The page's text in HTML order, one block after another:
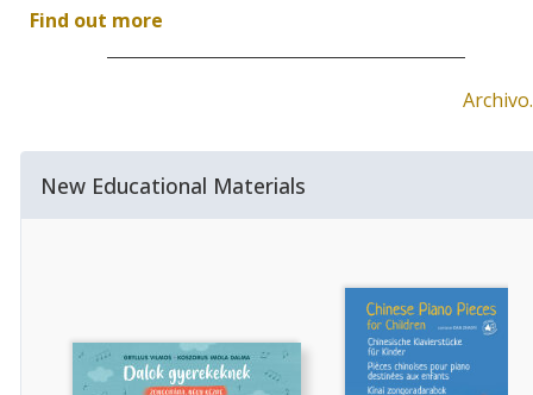
Find out more
New Educational Materials